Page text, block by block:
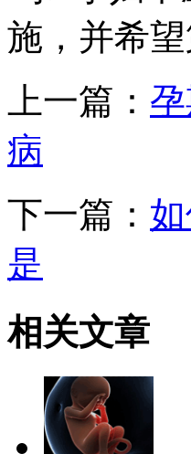
施，并希
上一篇：
病
下一篇：
是
相关文章